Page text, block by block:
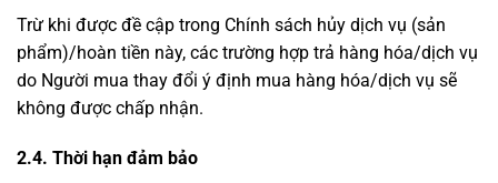
Trừ khi được đề cập trong Chính sách hủy dịch vụ (sản
phẩm)/hoàn tiền này, các trường hợp trả hàng hóa/dịch vụ
do Người mua thay đổi ý định mua hàng hóa/dịch vụ sẽ
không được chấp nhận.
2.4. Thời hạn đảm bảo